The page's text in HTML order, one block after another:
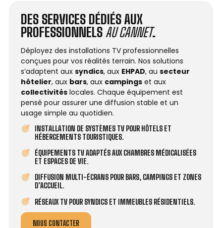
DES SERVICES DÉDIÉS AUX
PROFESSIONNELS AU CANNET.
Déployez des installations TV professionnelles
conçues pour vos réalités terrain. Nos solutions
s’adaptent aux syndics, aux EHPAD, au secteur
hôtelier, aux bars, aux campings et aux
collectivités locales. Chaque équipement est
pensé pour assurer une diffusion stable et un
usage simple au quotidien.
INSTALLATION DE SYSTÈMES TV POUR HÔTELS ET
HÉBERGEMENTS TOURISTIQUES.
ÉQUIPEMENTS TV ADAPTÉS AUX CHAMBRES MÉDICALISÉES
ET ESPACES DE VIE.
DIFFUSION MULTI-ÉCRANS POUR BARS, CAMPINGS ET ZONES
D’ACCUEIL.
RÉSEAUX TV POUR SYNDICS ET IMMEUBLES RÉSIDENTIELS.
NOUS CONTACTER